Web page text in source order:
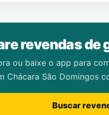
revendas de
ou baixe o app para
Chácara São Domingos
Buscar